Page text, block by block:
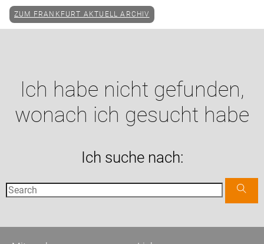
ZUM FRANKFURT AKTUELL ARCHIV
Ich habe nicht gefunden,
wonach ich gesucht habe
Ich suche nach: